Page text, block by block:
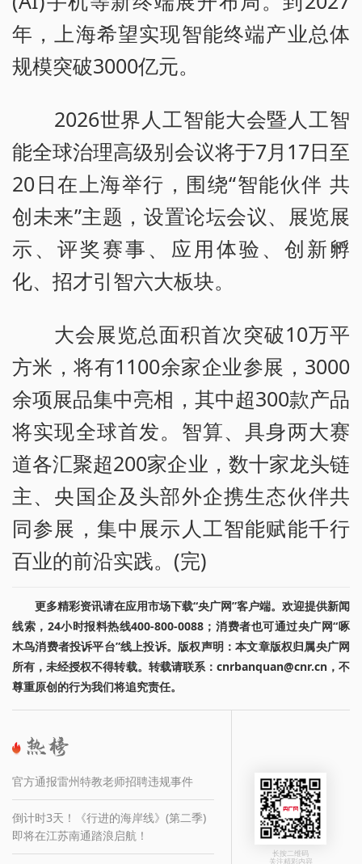
年，上海希望实现智能终端产业总体
规模突破3000亿元。
2026世界人工智能大会暨人工智
能全球治理高级别会议将于7月17日至
20日在上海举行，围绕“智能伙伴 共
创未来”主题，设置论坛会议、展览展
示、评奖赛事、应用体验、创新孵
化、招才引智六大板块。
大会展览总面积首次突破10万平
方米，将有1100余家企业参展，3000
余项展品集中亮相，其中超300款产品
将实现全球首发。智算、具身两大赛
道各汇聚超200家企业，数十家龙头链
主、央国企及头部外企携生态伙伴共
同参展，集中展示人工智能赋能千行
百业的前沿实践。(完)
更多精彩资讯请在应用市场下载“央广网”客户端。欢迎提供新闻
线索，24小时报料热线400-800-0088；消费者也可通过央广网“啄
木鸟消费者投诉平台”线上投诉。版权声明：本文章版权归属央广网
所有，未经授权不得转载。转载请联系：cnrbanquan@cnr.cn，不
尊重原创的行为我们将追究责任。
官方通报雷州特教老师招聘违规事件
倒计时3天！《行进的海岸线》(第二季)
即将在江苏南通踏浪启航！
长按二维码
关注精彩内容